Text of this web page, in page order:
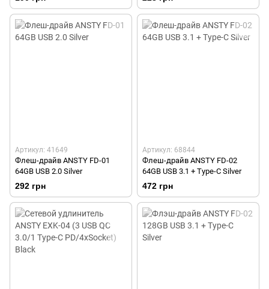
Артикул: 41649
Флеш-драйв ANSTY FD-01
64GB USB 2.0 Silver
292 грн
Артикул: 68844
Флеш-драйв ANSTY FD-02
64GB USB 3.1 + Type-C Silver
472 грн